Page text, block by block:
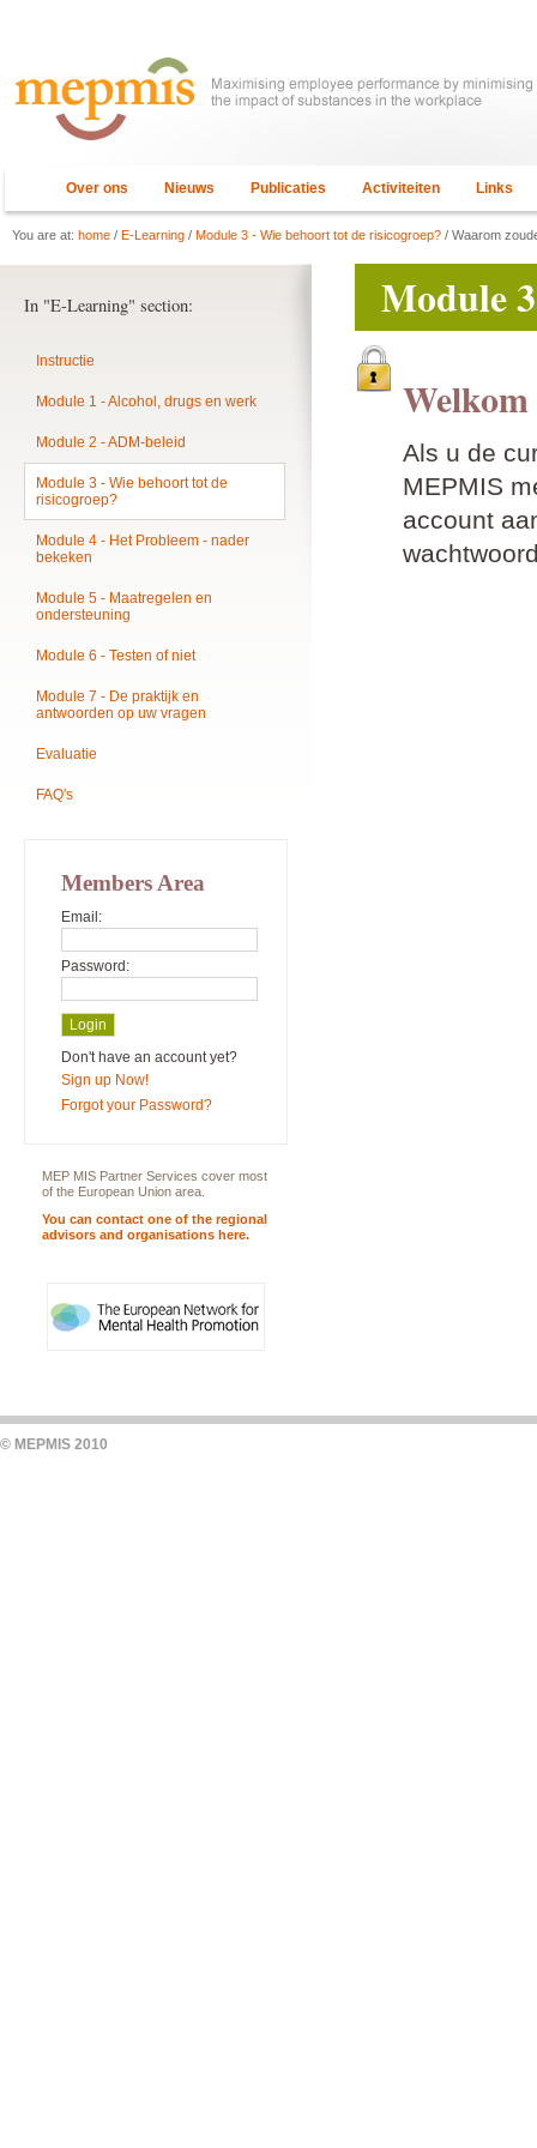
Over ons Nieuws Publicaties Activiteiten Links
You are at: home / E-Learning / Module 3 - Wie behoort tot de risicogroep? / Waarom
Module
Als u de
MEPMIS
account
In "E-Learning" section:
Instructie
Module 1 - Alcohol, drugs en werk
Module 2 - ADM-beleid
Module 3 - Wie behoort tot de
risicogroep?
Module 4 - Het Probleem - nader
bekeken
Module 5 - Maatregelen en
ondersteuning
Module 6 - Testen of niet
Module 7 - De praktijk en
antwoorden op uw vragen
Evaluatie
FAQ's
Members Area
Email:
Password:
Don't have an account yet?
Sign up Now!
Forgot your Password?
MEP MIS Partner Services cover most
of the European Union area.
You can contact one of the regional
advisors and organisations here.
© MEPMIS 2010